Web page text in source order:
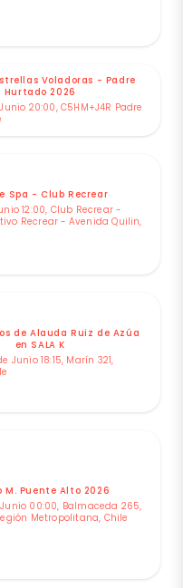
Voladoras - Padre
Hurtado 2026
20:00, C5HM+J4R Padre
Spa - Club Recrear
12:00, Club Recrear -
Recrear - Avenida Quilin,
de Alauda Ruiz de Azúa
en SALA K
Junio 18:15, Marín 321,
M. Puente Alto 2026
00:00, Balmaceda 265,
Metropolitana, Chile